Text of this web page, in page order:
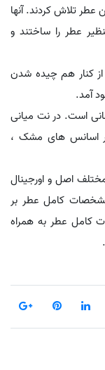
عطر تلاش کردند. آنها
عطر را ساختند و
بریث آف د اینفینیت - Breath Of The Infinite از کنار هم چیده شدن
آمد.
است. در نت میانی
اسانس های مشک ،
اصل و اورجینال
کامل عطر بر
کامل عطر به همراه